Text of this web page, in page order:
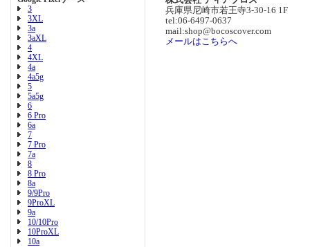
3
3XL
3a
3aXL
4
4XL
4a
4a5g
5
5a5g
6
6 Pro
6a
7
7 Pro
7a
8
8 Pro
8a
9/9Pro
9ProXL
9a
10/10Pro
10ProXL
10a
兵庫県尼崎市若王寺3-30-16 1F
tel:06-6497-0637
mail:shop@bocoscover.com
メールはこちらへ